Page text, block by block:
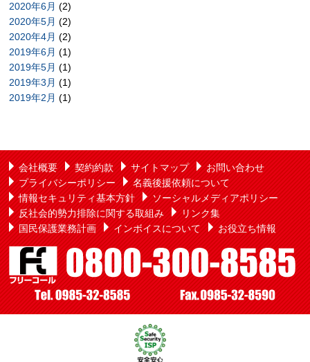
2020年6月 (2)
2020年5月 (2)
2020年4月 (2)
2019年6月 (1)
2019年5月 (1)
2019年3月 (1)
2019年2月 (1)
会社概要 契約約款 サイトマップ
お問い合わせ
プライバシーポリシー
名義後援依頼について
情報セキュリティ基本方針
ソーシャルメディアポリシー
反社会的勢力排除に関する取組み
リンク集
国民保護業務計画
インボイスについて お役立ち情報